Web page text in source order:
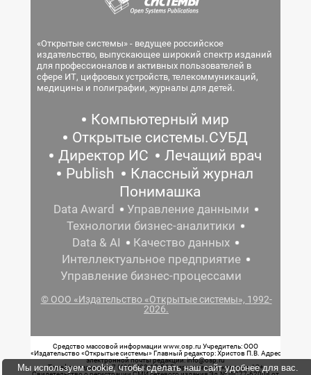
«Открытые системы» - ведущее российское
издательство, выпускающее широкий спектр изданий
для профессионалов и активных пользователей в
сфере ИТ, цифровых устройств, телекоммуникаций,
медицины и полиграфии, журналы для детей.
Компьютерный мир
Открытые системы.СУБД
Директор ИС
Лечащий врач
Publish
Классный журнал
Понимашка
Data Award
Управление данными
Технологии бизнес-аналитики
Data & AI
Качество данных
Интеллектуальное предприятие
Управление бизнес-процессами
© ООО «Издательство «Открытые системы», 1992-
2026.
Средство массовой информации www.osp.ru Учредитель: ООО
«Издательство «Открытые системы» Главный редактор: Христов П.В. Адрес
электронной почты редакции: info@osp.ru
Телефон редакции: 7 (499) 703-18-54 Возрастная маркировка: 12+
Мы используем cookie, чтобы сделать наш сайт удобнее для вас.